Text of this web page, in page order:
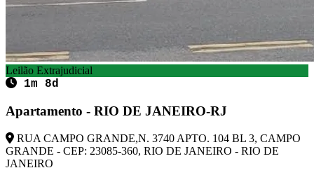
Leilão Extrajudicial
1m 8d
Apartamento - RIO DE JANEIRO-RJ
RUA CAMPO GRANDE,N. 3740 APTO. 104 BL 3, CAMPO
GRANDE - CEP: 23085-360, RIO DE JANEIRO - RIO DE
JANEIRO